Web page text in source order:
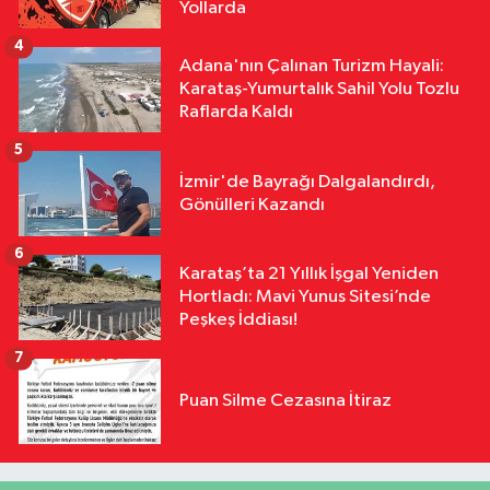
Yollarda
Adana'nın Çalınan Turizm Hayali:
Karataş-Yumurtalık Sahil Yolu Tozlu
Raflarda Kaldı
4
İzmir'de Bayrağı Dalgalandırdı,
Gönülleri Kazandı
5
Karataş’ta 21 Yıllık İşgal Yeniden
Hortladı: Mavi Yunus Sitesi’nde
Peşkeş İddiası!
6
Puan Silme Cezasına İtiraz
7